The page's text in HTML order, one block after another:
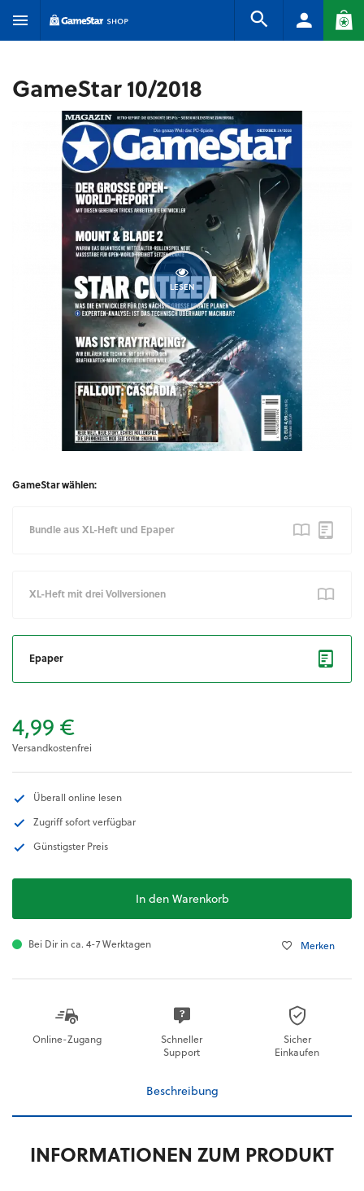
GameStar 10/2018
LESEN
GameStar wählen:
Bundle aus XL-Heft und Epaper
XL-Heft mit drei Vollversionen
Epaper
4,99 €
Versandkostenfrei
Überall online lesen
Zugriff sofort verfügbar
Günstigster Preis
In den Warenkorb
Bei Dir in ca. 4-7 Werktagen Merken
Online-Zugang
Schneller
Support
Sicher
Einkaufen
Beschreibung
INFORMATIONEN ZUM PRODUKT